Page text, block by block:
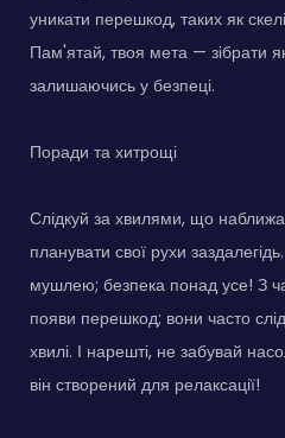
уникати перешкод, таких як
Пам'ятай, твоя мета — зібрати
залишаючись у безпеці.
Поради та хитрощі
Слідкуй за хвилями, що
планувати свої рухи
мушлею; безпека понад усе! З
появи перешкод; вони часто
хвилі. І нарешті, не забувай
він створений для релаксації!